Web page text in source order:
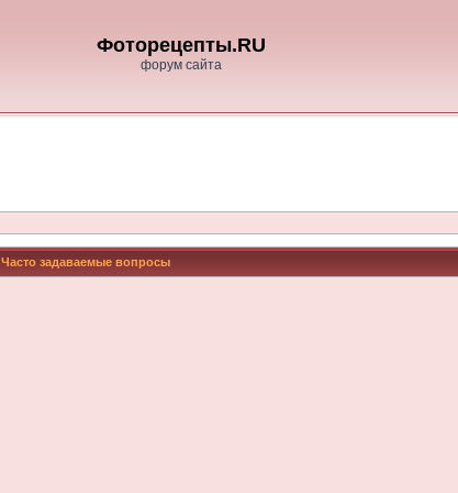
Фоторецепты.RU
форум сайта
Часто задаваемые вопросы